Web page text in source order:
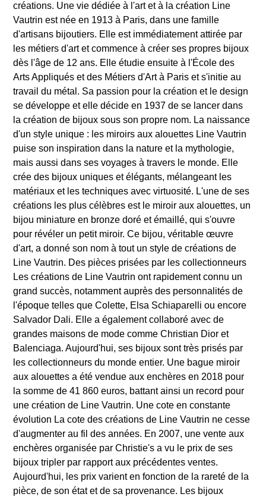
créations. Une vie dédiée à l'art et à la création Line
Vautrin est née en 1913 à Paris, dans une famille
d'artisans bijoutiers. Elle est immédiatement attirée par
les métiers d'art et commence à créer ses propres bijoux
dès l'âge de 12 ans. Elle étudie ensuite à l'École des
Arts Appliqués et des Métiers d'Art à Paris et s'initie au
travail du métal. Sa passion pour la création et le design
se développe et elle décide en 1937 de se lancer dans
la création de bijoux sous son propre nom. La naissance
d'un style unique : les miroirs aux alouettes Line Vautrin
puise son inspiration dans la nature et la mythologie,
mais aussi dans ses voyages à travers le monde. Elle
crée des bijoux uniques et élégants, mélangeant les
matériaux et les techniques avec virtuosité. L'une de ses
créations les plus célèbres est le miroir aux alouettes, un
bijou miniature en bronze doré et émaillé, qui s'ouvre
pour révéler un petit miroir. Ce bijou, véritable œuvre
d'art, a donné son nom à tout un style de créations de
Line Vautrin. Des pièces prisées par les collectionneurs
Les créations de Line Vautrin ont rapidement connu un
grand succès, notamment auprès des personnalités de
l'époque telles que Colette, Elsa Schiaparelli ou encore
Salvador Dali. Elle a également collaboré avec de
grandes maisons de mode comme Christian Dior et
Balenciaga. Aujourd'hui, ses bijoux sont très prisés par
les collectionneurs du monde entier. Une bague miroir
aux alouettes a été vendue aux enchères en 2018 pour
la somme de 41 860 euros, battant ainsi un record pour
une création de Line Vautrin. Une cote en constante
évolution La cote des créations de Line Vautrin ne cesse
d'augmenter au fil des années. En 2007, une vente aux
enchères organisée par Christie's a vu le prix de ses
bijoux tripler par rapport aux précédentes ventes.
Aujourd'hui, les prix varient en fonction de la rareté de la
pièce, de son état et de sa provenance. Les bijoux